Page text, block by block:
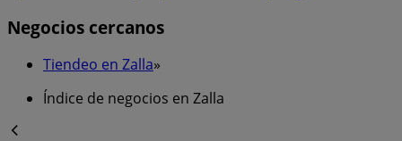
Negocios cercanos
Tiendeo en Zalla»
Índice de negocios en Zalla